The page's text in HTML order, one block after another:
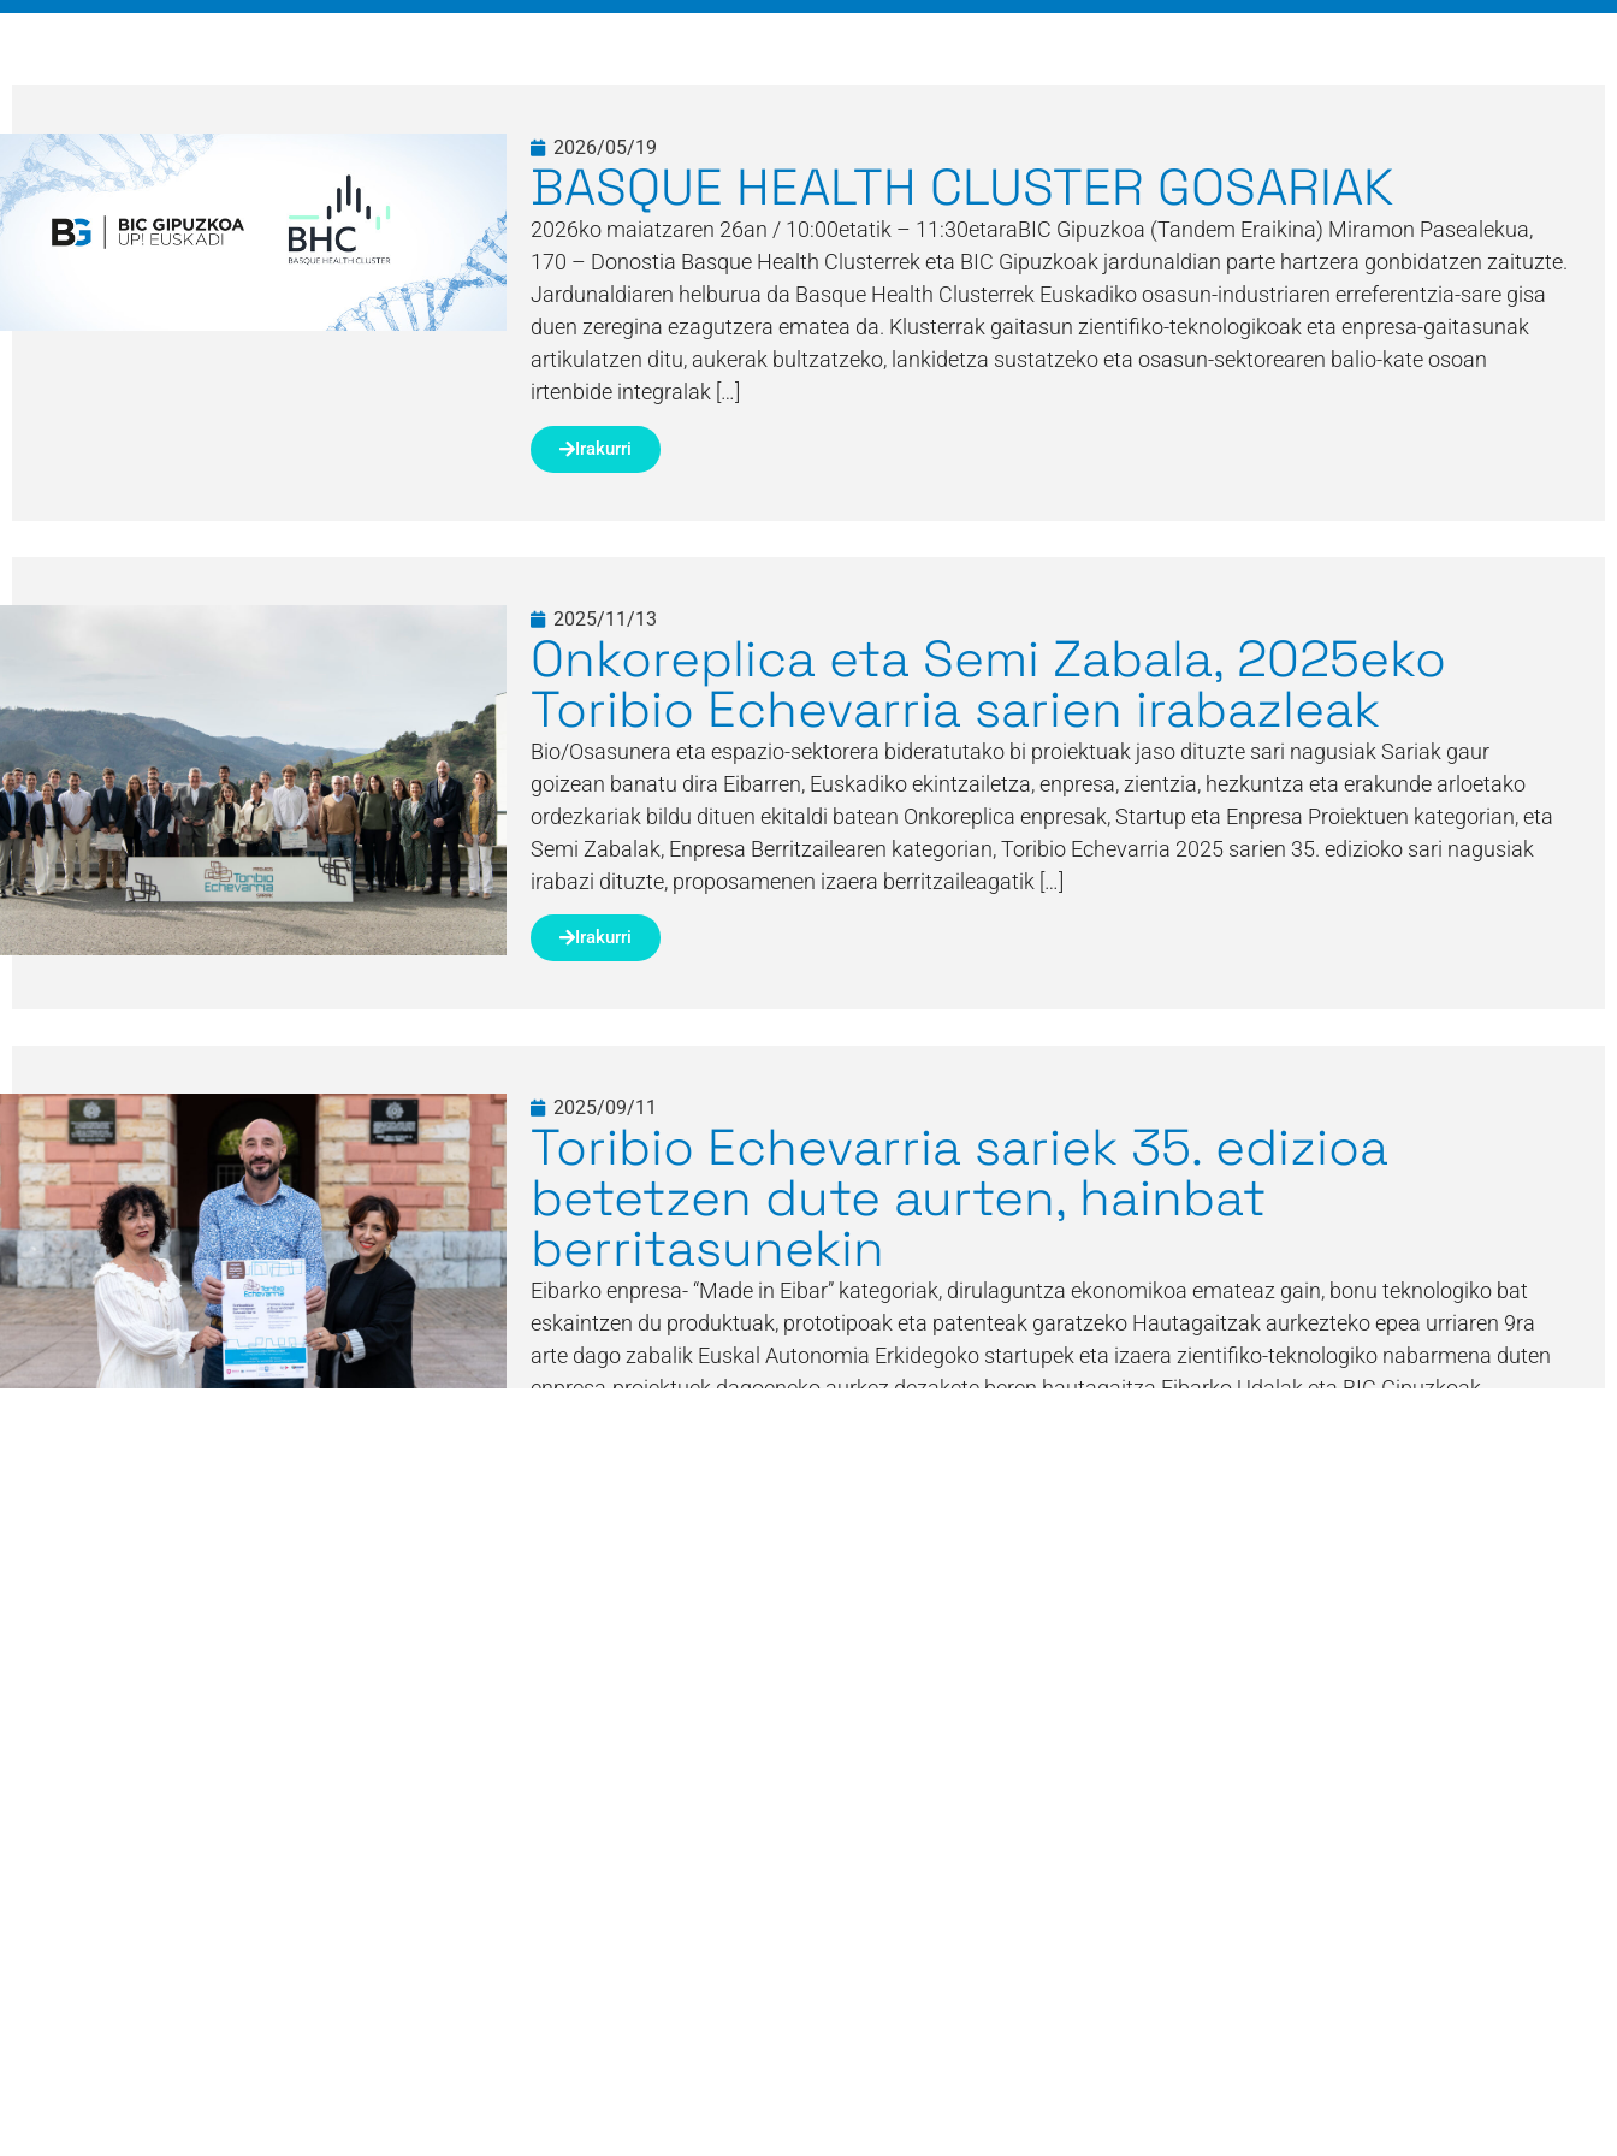
2026/05/19
BASQUE HEALTH CLUSTER GOSARIAK
2026ko maiatzaren 26an / 10:00etatik – 11:30etaraBIC Gipuzkoa (Tandem Eraikina) Miramon Pasealekua,
170 – Donostia Basque Health Clusterrek eta BIC Gipuzkoak jardunaldian parte hartzera gonbidatzen zaituzte.
Jardunaldiaren helburua da Basque Health Clusterrek Euskadiko osasun-industriaren erreferentzia-sare gisa
duen zeregina ezagutzera ematea da. Klusterrak gaitasun zientifiko-teknologikoak eta enpresa-gaitasunak
artikulatzen ditu, aukerak bultzatzeko, lankidetza sustatzeko eta osasun-sektorearen balio-kate osoan
irtenbide integralak […]
Irakurri
2025/11/13
Onkoreplica eta Semi Zabala, 2025eko
Toribio Echevarria sarien irabazleak
Bio/Osasunera eta espazio-sektorera bideratutako bi proiektuak jaso dituzte sari nagusiak Sariak gaur
goizean banatu dira Eibarren, Euskadiko ekintzailetza, enpresa, zientzia, hezkuntza eta erakunde arloetako
ordezkariak bildu dituen ekitaldi batean Onkoreplica enpresak, Startup eta Enpresa Proiektuen kategorian, eta
Semi Zabalak, Enpresa Berritzailearen kategorian, Toribio Echevarria 2025 sarien 35. edizioko sari nagusiak
irabazi dituzte, proposamenen izaera berritzaileagatik […]
Irakurri
2025/09/11
Toribio Echevarria sariek 35. edizioa
betetzen dute aurten, hainbat
berritasunekin
Eibarko enpresa- “Made in Eibar” kategoriak, dirulaguntza ekonomikoa emateaz gain, bonu teknologiko bat
eskaintzen du produktuak, prototipoak eta patenteak garatzeko Hautagaitzak aurkezteko epea urriaren 9ra
arte dago zabalik Euskal Autonomia Erkidegoko startupek eta izaera zientifiko-teknologiko nabarmena duten
enpresa-proiektuek dagoeneko aurkez dezakete beren hautagaitza Eibarko Udalak eta BIC Gipuzkoak